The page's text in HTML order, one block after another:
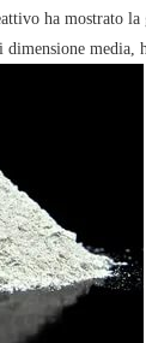
ha mostrato
media,